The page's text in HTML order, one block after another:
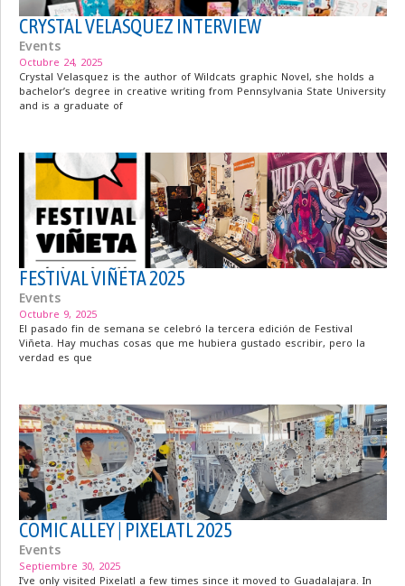
CRYSTAL VELASQUEZ INTERVIEW
Events
Octubre 24, 2025
Crystal Velasquez is the author of Wildcats graphic Novel, she holds a
bachelor’s degree in creative writing from Pennsylvania State University
and is a graduate of
FESTIVAL VIÑETA 2025
Events
Octubre 9, 2025
El pasado fin de semana se celebró la tercera edición de Festival
Viñeta. Hay muchas cosas que me hubiera gustado escribir, pero la
verdad es que
COMIC ALLEY | PIXELATL 2025
Events
Septiembre 30, 2025
I’ve only visited Pixelatl a few times since it moved to Guadalajara. In